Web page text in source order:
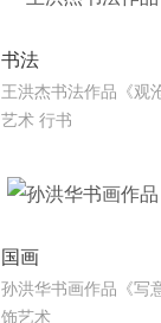
书法
王洪杰书法作品《观
艺术 行书
国画
孙洪华书画作品《写
饰艺术